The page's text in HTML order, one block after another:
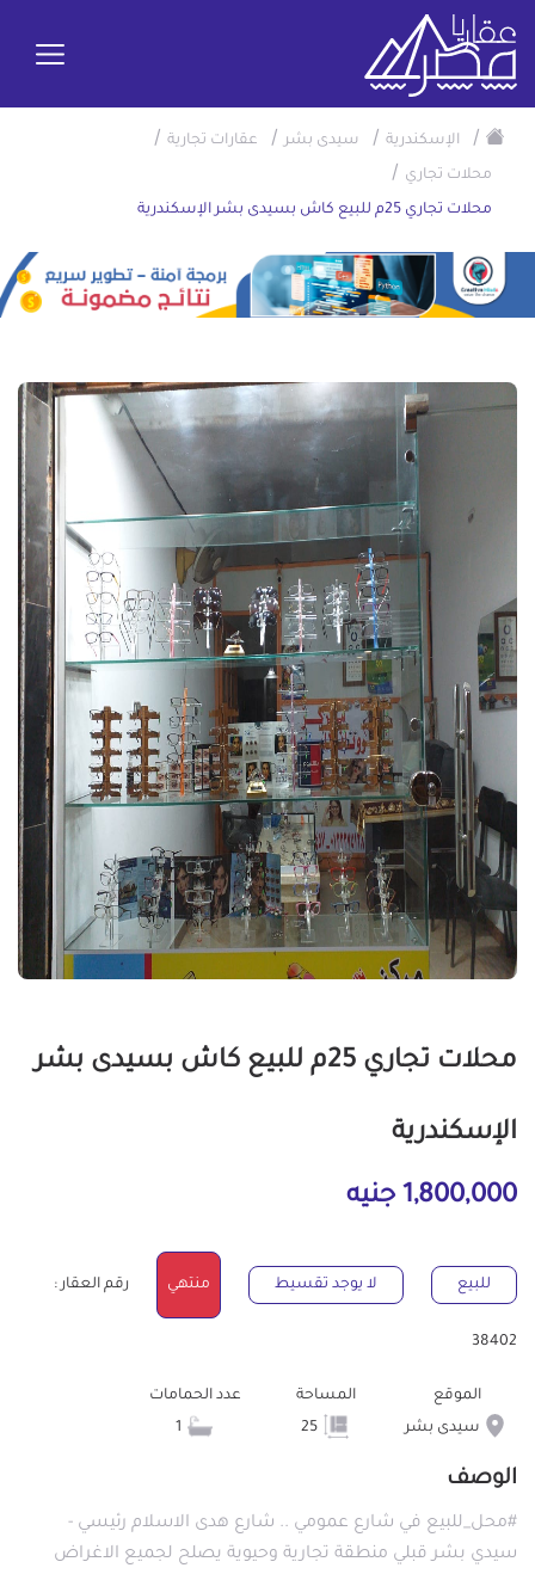
/ الإسكندرية / سيدى بشر / عقارات تجارية /
محلات تجاري /
محلات تجاري 25م للبيع كاش بسيدى بشر الإسكندرية
محلات تجاري 25م للبيع كاش بسيدى بشر
الإسكندرية
1,800,000 جنيه
للبيع لا يوجد تقسيط منتهي رقم العقار :
38402
الموقع
سيدى بشر
المساحة
عدد الحمامات
الوصف
#محل_للبيع في شارع عمومي .. شارع هدى الاسلام رئيسي -
سيدي بشر قبلي منطقة تجارية وحيوية يصلح لجميع الاغراض